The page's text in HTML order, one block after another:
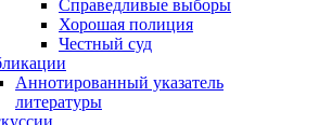
Справедливые выборы
Хорошая полиция
Честный суд
Аннотированный указатель
литературы